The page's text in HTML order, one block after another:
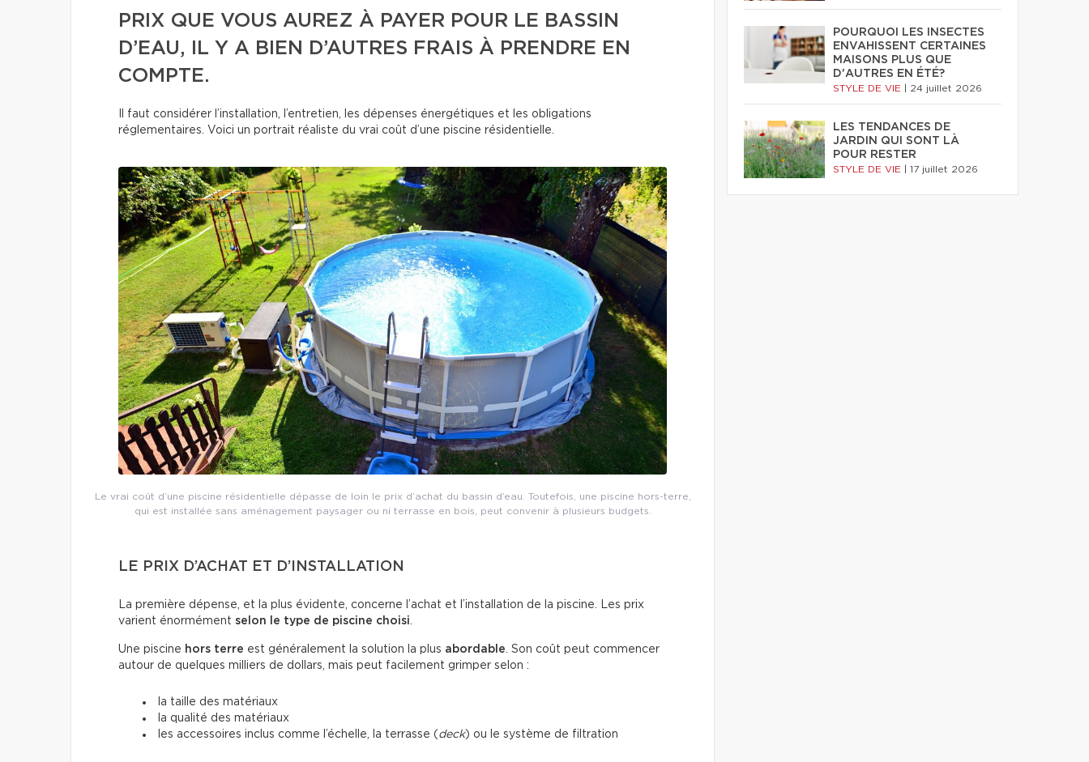
PRIX QUE VOUS AUREZ À PAYER POUR LE BASSIN
D’EAU, IL Y A BIEN D’AUTRES FRAIS À PRENDRE EN
COMPTE.
Il faut considérer l’installation, l’entretien, les dépenses énergétiques et les obligations
réglementaires. Voici un portrait réaliste du vrai coût d’une piscine résidentielle.
Le vrai coût d’une piscine résidentielle dépasse de loin le prix d’achat du bassin d’eau. Toutefois, une piscine hors-terre,
qui est installée sans aménagement paysager ou ni terrasse en bois, peut convenir à plusieurs budgets.
LE PRIX D’ACHAT ET D’INSTALLATION
La première dépense, et la plus évidente, concerne l’achat et l’installation de la piscine. Les prix
varient énormément selon le type de piscine choisi.
Une piscine hors terre est généralement la solution la plus abordable. Son coût peut commencer
autour de quelques milliers de dollars, mais peut facilement grimper selon :
la taille des matériaux
la qualité des matériaux
les accessoires inclus comme l’échelle, la terrasse ( deck) ou le système de filtration
POURQUOI LES INSECTES
ENVAHISSENT CERTAINES
MAISONS PLUS QUE
D'AUTRES EN ÉTÉ?
STYLE DE VIE 24 juillet 2026
LES TENDANCES DE
JARDIN QUI SONT LÀ
POUR RESTER
STYLE DE VIE 17 juillet 2026